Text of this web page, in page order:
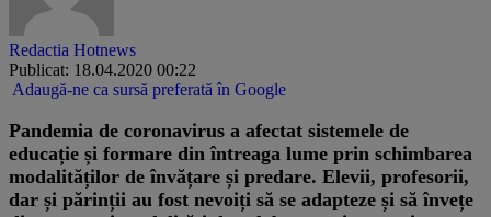
Redactia Hotnews
Publicat: 18.04.2020 00:22
Adaugă-ne ca sursă preferată în Google
Pandemia de coronavirus a afectat sistemele de
educație și formare din întreaga lume prin schimbarea
modalităților de învățare și predare. Elevii, profesorii,
dar și părinții au fost nevoiți să se adapteze și să învețe